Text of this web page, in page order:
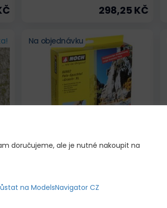
298,25 KČ
Na objednávku
KAMENNÁ SMĚS „ŽULA“ XL
doručujeme, ale je nutné nakoupit na
na ModelsNavigator CZ